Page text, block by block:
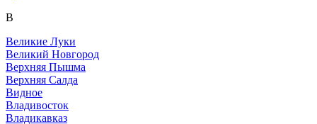
В
Великие Луки
Великий Новгород
Верхняя Пышма
Верхняя Салда
Видное
Владивосток
Владикавказ